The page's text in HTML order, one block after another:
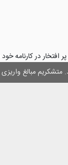
متشکریم مبالغ
در کارنامه
و تبلیغات با تولید مجموعه‌های آسان کارت ۱ -۲ -۳، با
با ایجاد نوآوری و